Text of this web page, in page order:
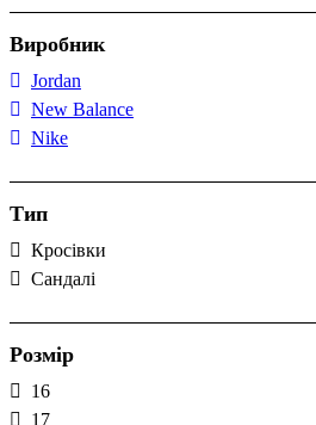
Виробник
Jordan
New Balance
Nike
Тип
Кросівки
Сандалі
Розмір
16
17